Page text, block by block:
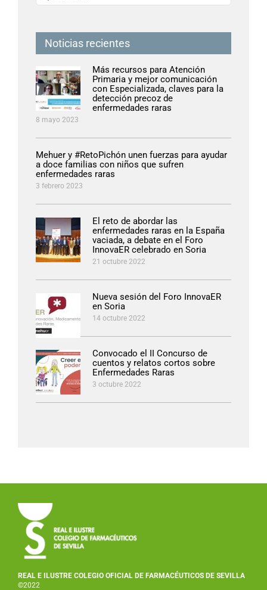
Noticias recientes
Más recursos para Atención
Primaria y mejor comunicación
con Especializada, claves para la
detección precoz de
enfermedades raras
8 mayo 2023
Mehuer y #RetoPichón unen fuerzas para ayudar
a doce familias con niños que sufren
enfermedades raras
3 febrero 2023
El reto de abordar las
enfermedades raras en la España
vaciada, a debate en el Foro
InnovaER celebrado en Soria
21 octubre 2022
Nueva sesión del Foro InnovaER
en Soria
14 octubre 2022
Convocado el II Concurso de
cuentos y relatos cortos sobre
Enfermedades Raras
3 octubre 2022
REAL E ILUSTRE COLEGIO OFICIAL DE FARMACÉUTICOS DE SEVILLA
©2022